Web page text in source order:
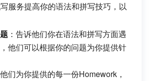
服务提高你的语法和拼写技巧，以
：告诉他们你在语法和拼写方面遇
他们可以根据你的问题为你提供针
他们为你提供的每一份Homework，